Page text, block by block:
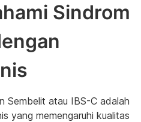
Sindrom
Sembelit atau IBS-C adalah
yang memengaruhi kualitas